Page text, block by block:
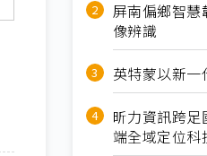
屏南偏鄉智慧
像辨識
英特蒙以新
昕力資訊跨
端全域定位科